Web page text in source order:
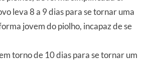
leva 8 a 9 dias para se tornar uma
jovem do piolho, incapaz de se
torno de 10 dias para se tornar um